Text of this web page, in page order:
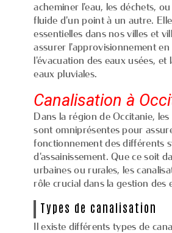
acheminer l'eau, les déchets,
fluide d'un point à un autre.
essentielles dans nos villes et
assurer l'approvisionnement en
l'évacuation des eaux usées, et
eaux pluviales.
Canalisation à
Dans la région de Occitanie, les
sont omniprésentes pour
fonctionnement des différents
d'assainissement. Que ce soit
urbaines ou rurales, les
rôle crucial dans la gestion des
Types de canalisation
Il existe différents types de